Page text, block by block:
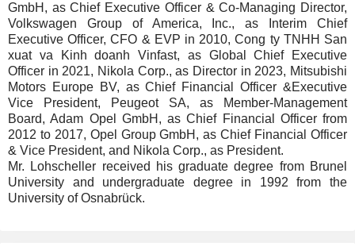
GmbH, as Chief Executive Officer & Co-Managing Director,
Volkswagen Group of America, Inc., as Interim Chief
Executive Officer, CFO & EVP in 2010, Cong ty TNHH San
xuat va Kinh doanh Vinfast, as Global Chief Executive
Officer in 2021, Nikola Corp., as Director in 2023, Mitsubishi
Motors Europe BV, as Chief Financial Officer &Executive
Vice President, Peugeot SA, as Member-Management
Board, Adam Opel GmbH, as Chief Financial Officer from
2012 to 2017, Opel Group GmbH, as Chief Financial Officer
& Vice President, and Nikola Corp., as President.
Mr. Lohscheller received his graduate degree from Brunel
University and undergraduate degree in 1992 from the
University of Osnabrück.